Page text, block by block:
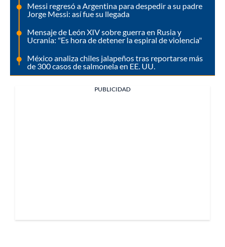
Messi regresó a Argentina para despedir a su padre
Jorge Messi: así fue su llegada
Mensaje de León XIV sobre guerra en Rusia y
Ucrania: "Es hora de detener la espiral de violencia"
México analiza chiles jalapeños tras reportarse más
de 300 casos de salmonela en EE. UU.
PUBLICIDAD